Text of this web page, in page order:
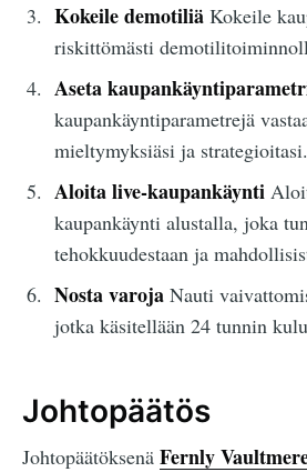
Kokeile demotiliäKokeile
riskittömästi
Aseta
kaupankäyntiparametrejä
mieltymyksiäsi ja strategioitasi.
Aloita live-kaupankäynti
kaupankäynti alustalla, joka
tehokkuudestaan ja
Nosta varojaNauti
jotka käsitellään 24 tunnin
Johtopäätös
Johtopäätöksenä Fernly